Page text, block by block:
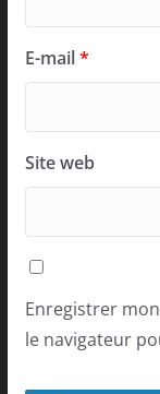
E-mail*
Site web
Enregistrer
le navigateur